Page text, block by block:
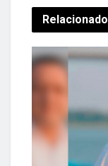
Relacionado